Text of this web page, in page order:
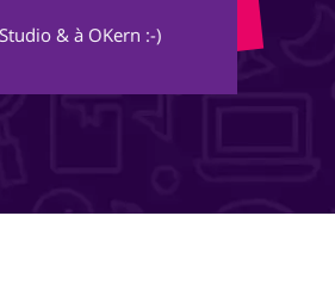
& à OKern :-)